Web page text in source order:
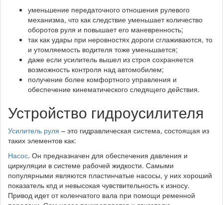
уменьшение передаточного отношения рулевого
механизма, что как следствие уменьшает количество
оборотов руля и повышает его маневренность;
так как удары при неровностях дороги сглаживаются, то
и утомляемость водителя тоже уменьшается;
даже если усилитель вышел из строя сохраняется
возможность контроля над автомобилем;
получение более комфортного управления и
обеспечение кинематического следящего действия.
Устройство гидроусилителя
Усилитель руля – это гидравлическая система, состоящая из
таких элементов как:
Насос. Он предназначен для обеспечения давления и
циркуляции в системе рабочей жидкости. Самыми
популярными являются пластинчатые насосы, у них хороший
показатель кпд и невысокая чувствительность к износу.
Привод идет от коленчатого вала при помощи ременной